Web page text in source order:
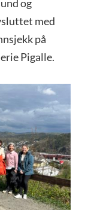
og
med
på
Pigalle.